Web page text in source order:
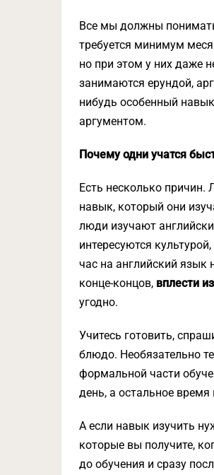
Все мы должны
требуется минимум
но при этом у них даже
занимаются ерундой,
нибудь особенный
аргументом.
Почему одни учатся
Есть несколько причин.
навык, который они
люди изучают
интересуются
час на английский язык
конце-концов, вплести
угодно.
Учитесь готовить,
блюдо. Необязательно
формальной части
день, а остальное время
А если навык изучить
которые вы получите,
до обучения и сразу